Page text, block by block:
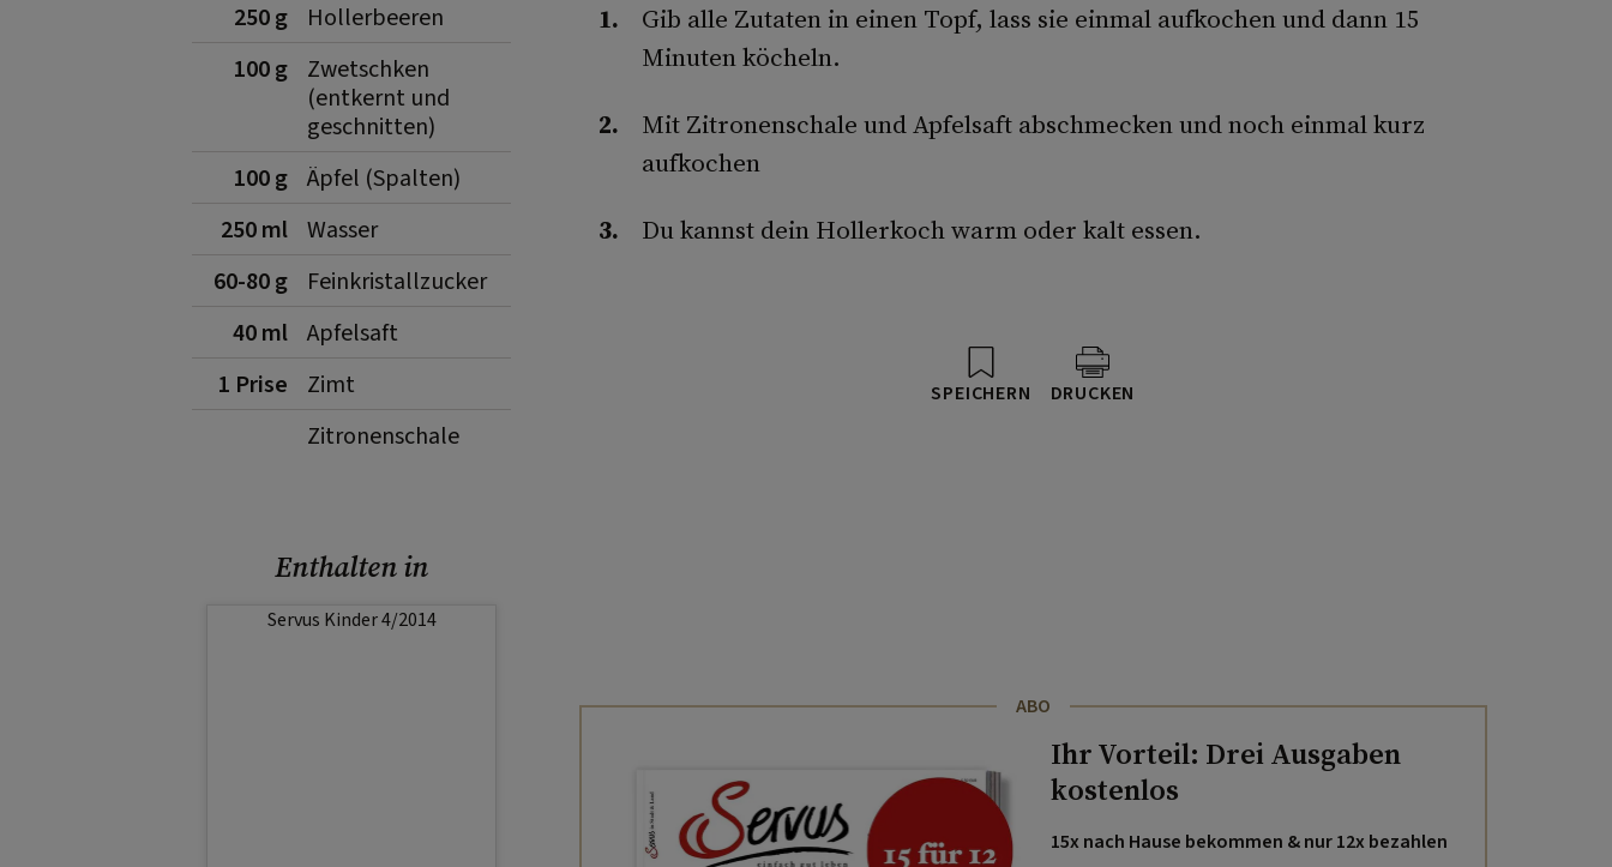
250 g
Hollerbeeren
100 g
Zwetschken
(entkernt und
geschnitten)
100 g Äpfel (Spalten)
250 ml Wasser
60-80 g
Feinkristallzucker
40 ml Apfelsaft
1 Prise
Zimt
Zitronenschale
Enthalten in
Servus Kinder 4/2014
Gib alle Zutaten in einen Topf, lass sie einmal aufkochen und dann 15
Minuten köcheln.
Mit Zitronenschale und Apfelsaft abschmecken und noch einmal kurz
aufkochen
Du kannst dein Hollerkoch warm oder kalt essen.
SPEICHERN DRUCKEN
ABO
Ihr Vorteil: Drei Ausgaben
kostenlos
15x nach Hause bekommen & nur 12x bezahlen